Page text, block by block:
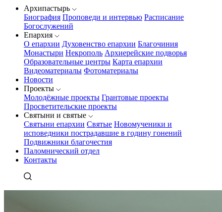
Архипастырь
Биография Проповеди и интервью Расписание
Богослужений
Епархия
О епархии Духовенство епархии Благочиния
Монастыри Некрополь Архиерейские подворья
Образовательные центры Карта епархии
Видеоматериалы Фотоматериалы
Новости
Проекты
Молодёжные проекты Грантовые проекты
Просветительские проекты
Святыни и святые
Святыни епархии Святые Новомученики и
исповедники пострадавшие в годину гонений
Подвижники благочестия
Паломнический отдел
Контакты